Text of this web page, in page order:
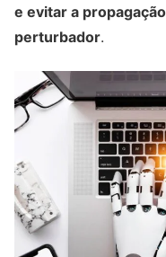
e evitar a
perturbador.